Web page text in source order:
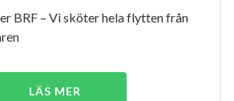
BRF – Vi sköter hela flytten från
LÄS MER